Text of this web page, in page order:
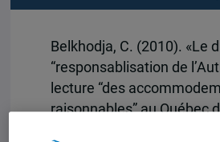
Belkhodja, C. (2010). «Le
“responsablisation de
lecture “des
raisonnables” au Québec